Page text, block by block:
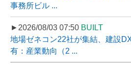
事務所ビル ...
►2026/08/03 07:50 BUILT
地場ゼネコン22社が集結、建設
有：産業動向（2 ...